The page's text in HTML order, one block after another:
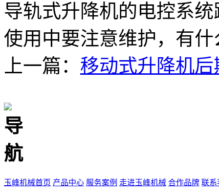
导轨式升降机的电控系
使用中要注意维护，有
上一篇： 移动式升降机
玉峰机械首页 产品中心 服务案例 走进玉峰机械 合作品牌 联系